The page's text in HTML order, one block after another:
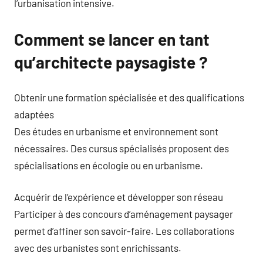
l’urbanisation intensive.
Comment se lancer en tant
qu’architecte paysagiste ?
Obtenir une formation spécialisée et des qualifications
adaptées
Des études en urbanisme et environnement sont
nécessaires. Des cursus spécialisés proposent des
spécialisations en écologie ou en urbanisme.
Acquérir de l’expérience et développer son réseau
Participer à des concours d’aménagement paysager
permet d’affiner son savoir-faire. Les collaborations
avec des urbanistes sont enrichissants.